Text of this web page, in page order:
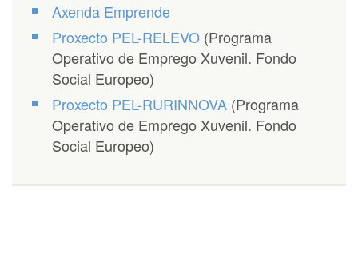
Axenda Emprende
Proxecto PEL-RELEVO (Programa
Operativo de Emprego Xuvenil. Fondo
Social Europeo)
Proxecto PEL-RURINNOVA (Programa
Operativo de Emprego Xuvenil. Fondo
Social Europeo)